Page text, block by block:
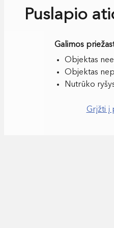
Puslapio
Objektas
Objektas
Nutrūko
Grįžti į